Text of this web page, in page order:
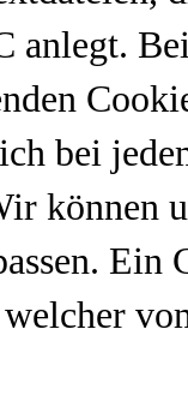
anlegt.
bei
können